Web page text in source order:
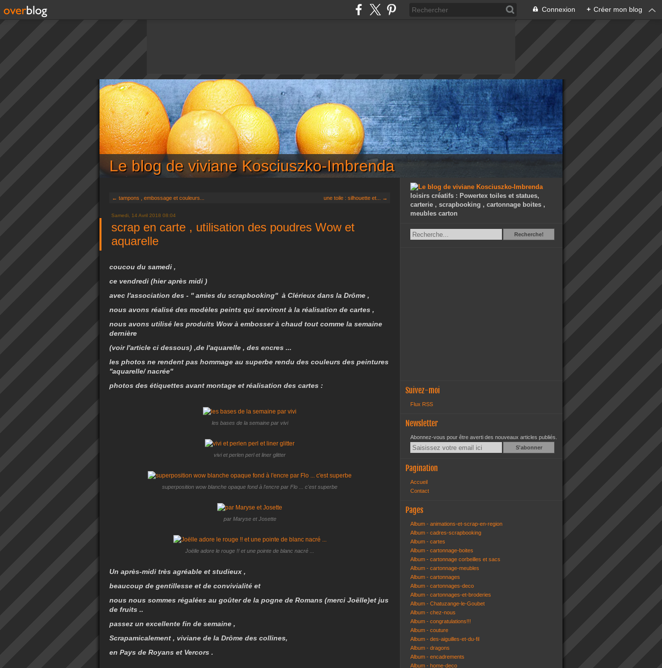
Connexion + Créer mon blog
Le blog de viviane Kosciuszko-Imbrenda
← tampons , embossage et couleurs... une toile : silhouette et... →
Samedi, 14 Avril 2018 08:04
scrap en carte , utilisation des poudres Wow et
aquarelle
coucou du samedi ,
ce vendredi (hier après midi )
avec l'association des - '' amies du scrapbooking'' à Clérieux dans la Drôme ,
nous avons réalisé des modèles peints qui serviront à la réalisation de cartes ,
nous avons utilisé les produits Wow à embosser à chaud tout comme la semaine
dernière
(voir l'article ci dessous) ,de l'aquarelle , des encres ...
les photos ne rendent pas hommage au superbe rendu des couleurs des peintures
''aquarelle/ nacrée''
photos des étiquettes avant montage et réalisation des cartes :
les bases de la semaine par vivi
vivi et perlen perl et liner glitter
superposition wow blanche opaque fond à l'encre par Flo ... c'est superbe
par Maryse et Josette
Joëlle adore le rouge !! et une pointe de blanc nacré ...
Un après-midi très agréable et studieux ,
beaucoup de gentillesse et de convivialité et
nous nous sommes régalées au goûter de la pogne de Romans (merci Joëlle)et jus
de fruits ..
passez un excellente fin de semaine ,
Scrapamicalement , viviane de la Drôme des collines,
en Pays de Royans et Vercors .
loisirs créatifs : Powertex toiles et statues,
carterie , scrapbooking , cartonnage boites ,
meubles carton
RechercheRecherche!
Suivez-moi
Flux RSS
Newsletter
Abonnez-vous pour être averti des nouveaux articles publiés.
Email
Pagination
Accueil
Contact
Pages
Album - animations-et-scrap-en-region
Album - cadres-scrapbooking
Album - cartes
Album - cartonnage-boites
Album - cartonnage corbeilles et sacs
Album - cartonnage-meubles
Album - cartonnages
Album - cartonnages-deco
Album - cartonnages-et-broderies
Album - Chatuzange-le-Goubet
Album - chez-nous
Album - congratulations!!!
Album - couture
Album - des-aiguilles-et-du-fil
Album - dragons
Album - encadrements
Album - home-deco